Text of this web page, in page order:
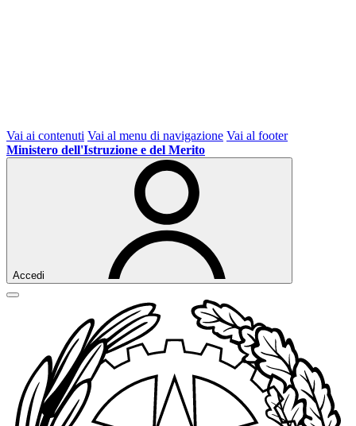
Vai ai contenuti Vai al menu di navigazione Vai al footer
Ministero dell'Istruzione e del Merito
Accedi